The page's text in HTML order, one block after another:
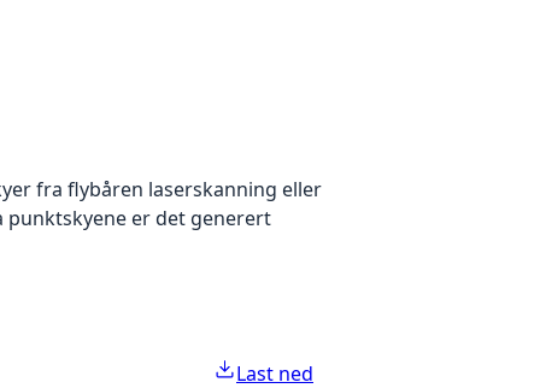
fra flybåren laserskanning eller
punktskyene er det generert
Last ned